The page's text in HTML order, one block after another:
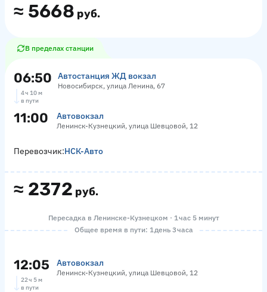
≈ 5668 руб.
В пределах станции
06:50 Автостанция ЖД вокзал
Новосибирск, улица Ленина, 67
4 ч 10 м
в пути
11:00 Автовокзал
Ленинск-Кузнецкий, улица Шевцовой, 12
≈ 2372 руб.
Перевозчик:НСК-Авто
Пересадка в Ленинске-Кузнецком · 1 час 5 минут
Общее время в пути: 1 день 3 часа
12:05 Автовокзал
Ленинск-Кузнецкий, улица Шевцовой, 12
22 ч 5 м
в пути